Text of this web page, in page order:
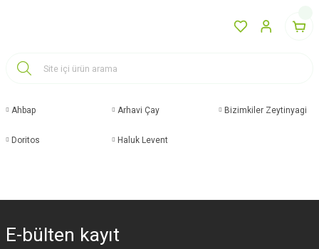
Ahbap Arhavi Çay Bizimkiler Zeytinyagi
Doritos Haluk Levent
E-bülten kayıt